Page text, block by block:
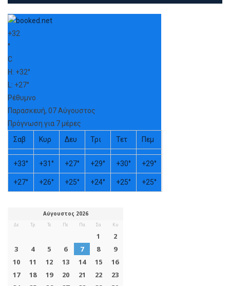
+32
°
C
H: +32°
L: +27°
Ρέθυμνο
Παρασκευή, 07 Αύγουστος
Πρόγνωση για 7 μέρες
Σαβ
Κυρ Δευ Τρι Τετ Πεμ
+33° +31° +27° +29° +30° +29°
+27° +26° +25° +24° +25° +25°